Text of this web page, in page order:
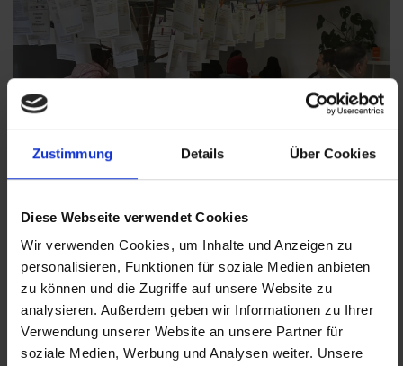
Zustimmung Details Über Cookies
Diese Webseite verwendet Cookies
Wir verwenden Cookies, um Inhalte und Anzeigen zu
personalisieren, Funktionen für soziale Medien anbieten
zu können und die Zugriffe auf unsere Website zu
analysieren. Außerdem geben wir Informationen zu Ihrer
Verwendung unserer Website an unsere Partner für
soziale Medien, Werbung und Analysen weiter. Unsere
Zurück zur Übersicht